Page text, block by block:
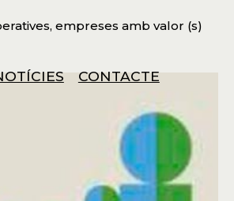
CONTACTE
empreses amb valor (s)